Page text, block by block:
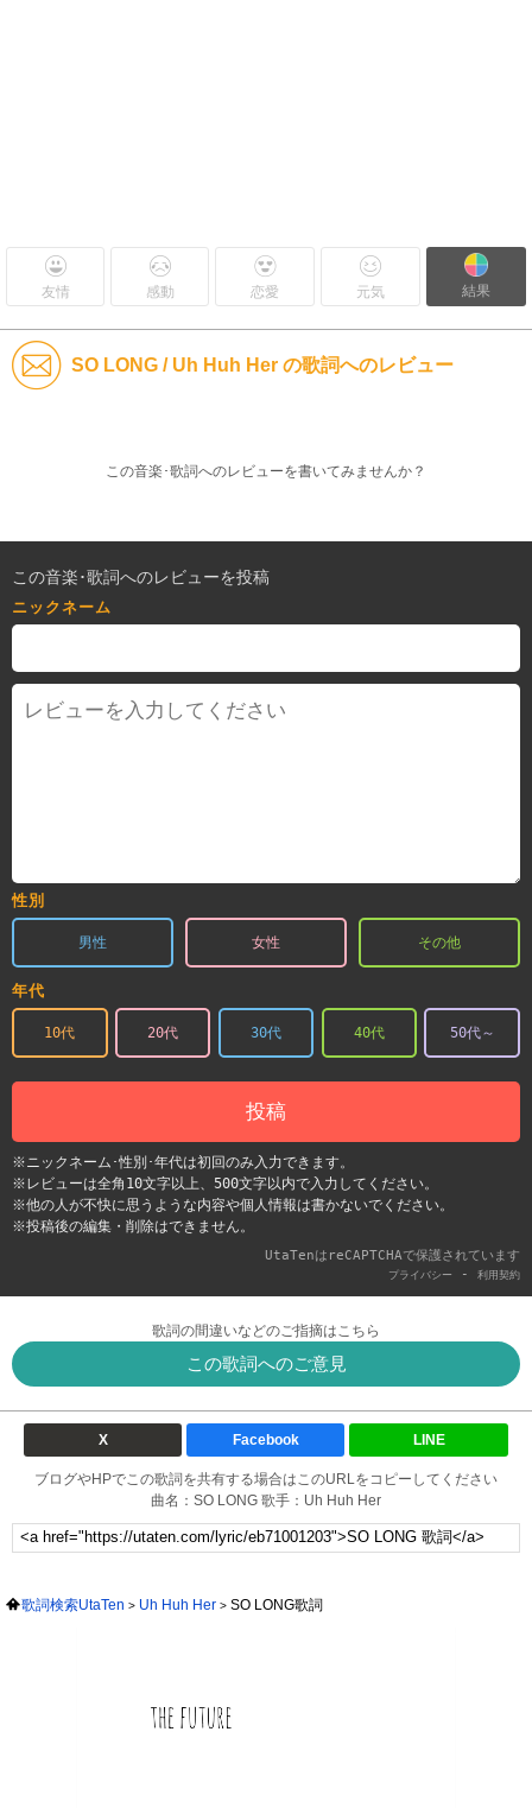
友情 感動 恋愛 元気 結果
SO LONG / Uh Huh Her の歌詞へのレビュー
この音楽･歌詞へのレビューを書いてみませんか？
この音楽･歌詞へのレビューを投稿
ニックネーム
性別
男性 女性 その他
年代
10代 20代 30代 40代 50代～
投稿
※ニックネーム･性別･年代は初回のみ入力できます。
※レビューは全角10文字以上、500文字以内で入力してください。
※他の人が不快に思うような内容や個人情報は書かないでください。
※投稿後の編集・削除はできません。
UtaTenはreCAPTCHAで保護されています
プライバシー - 利用契約
歌詞の間違いなどのご指摘はこちら
この歌詞へのご意見
X Facebook LINE
ブログやHPでこの歌詞を共有する場合はこのURLをコピーしてください
曲名：SO LONG 歌手：Uh Huh Her
歌詞検索UtaTen Uh Huh Her SO LONG歌詞